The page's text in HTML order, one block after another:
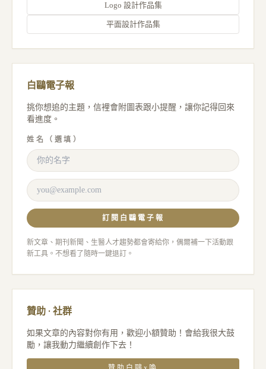
Logo 設計作品集
平面設計作品集
白鷗電子報
挑你想追的主題，信裡會附圖表跟小提醒，讓你記得回來
看進度。
姓名（選填）
訂閱白鷗電子報
新文章、期刊新聞、生醫人才趨勢都會寄給你，偶爾補一下活動跟
新工具。不想看了隨時一鍵退訂。
贊助 · 社群
如果文章的內容對你有用，歡迎小額贊助！會給我很大鼓
勵，讓我動力繼續創作下去！